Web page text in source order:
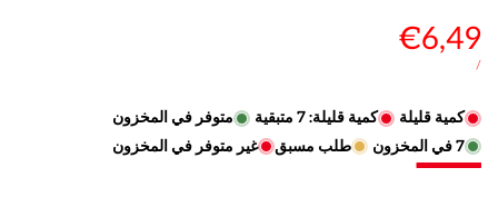
سعر
البيع
€6,49
سعر
/
كمية قليلة كمية قليلة:7 متبقية
متوفر في المخزون
7في المخزون طلب مسبق غير متوفر في المخزون